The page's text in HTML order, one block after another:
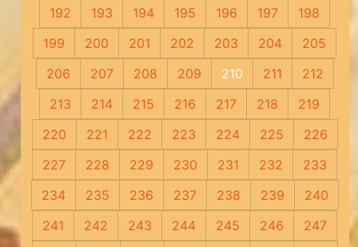
192
193 194 195 196 197
198
199
200 201 202 203 204
205
206
207 208 209 210 211
212
213
214 215 216 217 218
219
220
221 222 223 224 225
226
227
228 229 230 231 232
233
234
235 236 237 238 239
240
241
242 243 244 245 246
247